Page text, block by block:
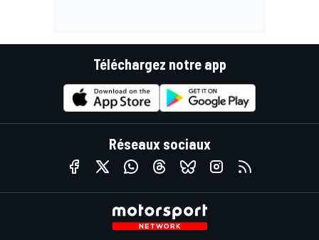
Téléchargez notre app
Réseaux sociaux